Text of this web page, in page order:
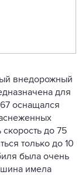
внедорожный
для
оснащался
скорость до 75
только до 10
была очень
имела